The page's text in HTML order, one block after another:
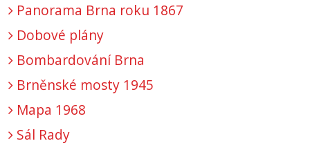
Panorama Brna roku 1867
Dobové plány
Bombardování Brna
Brněnské mosty 1945
Mapa 1968
Sál Rady